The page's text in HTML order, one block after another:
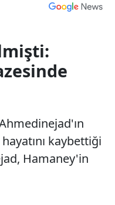
kaybettiği
Hamaney'in